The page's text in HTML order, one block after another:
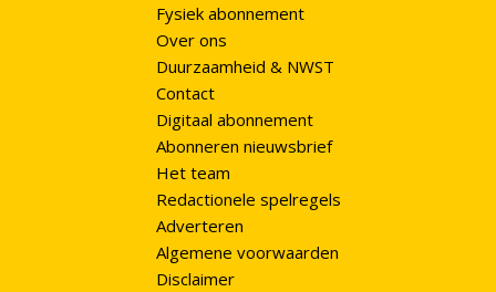
Fysiek abonnement
Over ons
Duurzaamheid & NWST
Contact
Digitaal abonnement
Abonneren nieuwsbrief
Het team
Redactionele spelregels
Adverteren
Algemene voorwaarden
Disclaimer